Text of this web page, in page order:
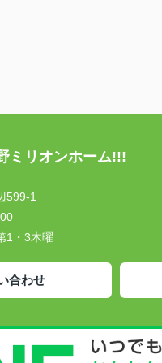
ミリオンホーム!!!
599-1
1・3木曜
合わせ